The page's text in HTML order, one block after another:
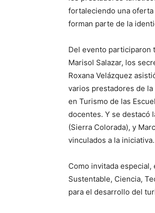
fortaleciendo una
forman parte de la
Del evento participaron
Marisol Salazar, los
Roxana Velázquez
varios prestadores de
en Turismo de las
docentes. Y se destacó
(Sierra Colorada), y
vinculados a la iniciativa.
Como invitada
Sustentable, Ciencia,
para el desarrollo del